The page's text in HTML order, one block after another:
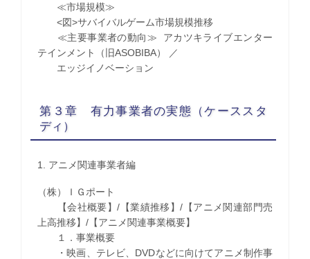
≪市場規模≫
<図>サバイバルゲーム市場規模推移
≪主要事業者の動向≫ アカツキライブエンター
テインメント（旧ASOBIBA） ／
エッジイノベーション
第３章 有力事業者の実態（ケーススタ
ディ）
1. アニメ関連事業者編
（株）ＩＧポート
【会社概要】/【業績推移】/【アニメ関連部門売
上高推移】/【アニメ関連事業概要】
１．事業概要
・映画、テレビ、DVDなどに向けてアニメ制作事